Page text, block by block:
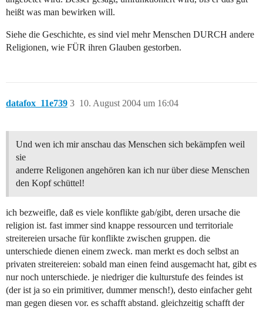
heißt was man bewirken will.
Siehe die Geschichte, es sind viel mehr Menschen DURCH andere
Religionen, wie FÜR ihren Glauben gestorben.
datafox_11e739 10. August 2004 um 16:04
3
Und wen ich mir anschau das Menschen sich bekämpfen weil
sie
anderre Religonen angehören kan ich nur über diese Menschen
den Kopf schüttel!
ich bezweifle, daß es viele konflikte gab/gibt, deren ursache die
religion ist. fast immer sind knappe ressourcen und territoriale
streitereien ursache für konflikte zwischen gruppen. die
unterschiede dienen einem zweck. man merkt es doch selbst an
privaten streitereien: sobald man einen feind ausgemacht hat, gibt es
nur noch unterschiede. je niedriger die kulturstufe des feindes ist
(der ist ja so ein primitiver, dummer mensch!), desto einfacher geht
man gegen diesen vor. es schafft abstand. gleichzeitig schafft der